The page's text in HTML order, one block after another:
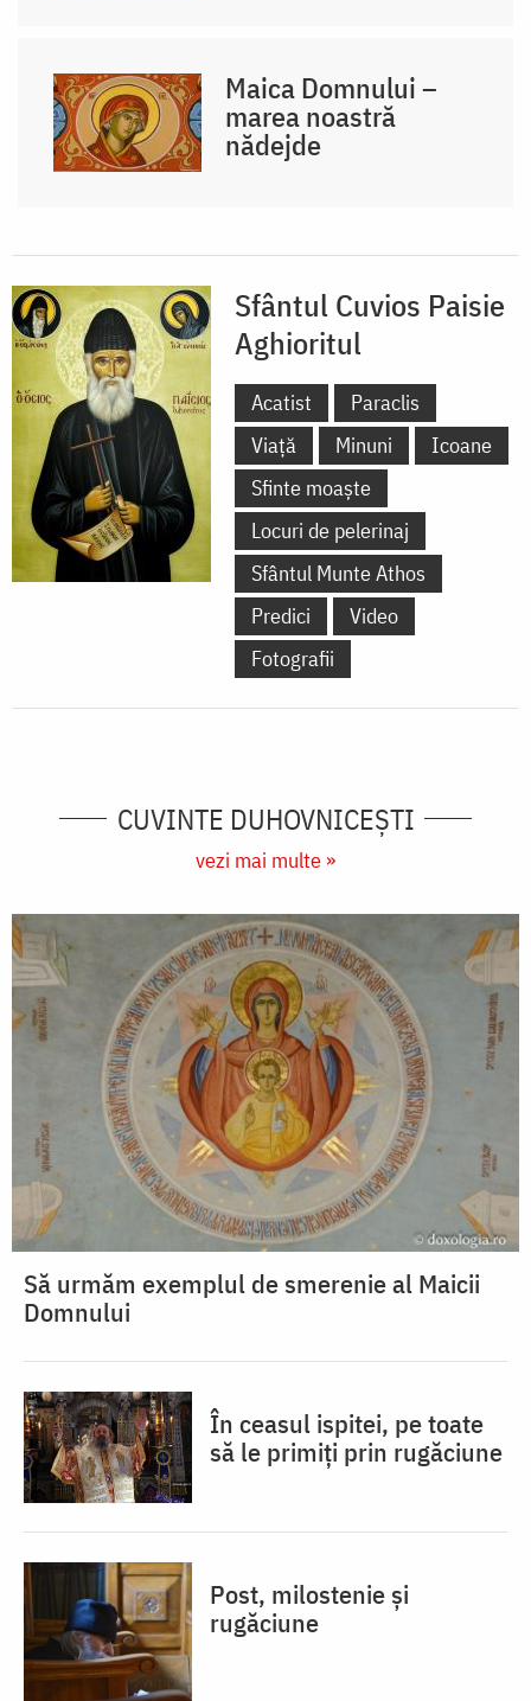
Maica Domnului –
marea noastră
nădejde
Sfântul Cuvios Paisie
Aghioritul
Acatist
Paraclis
Viață
Minuni
Icoane
Sfinte moaște
Locuri de pelerinaj
Sfântul Munte Athos
Predici
Video
Fotografii
CUVINTE DUHOVNICEȘTI
vezi mai multe »
Să urmăm exemplul de smerenie al Maicii
Domnului
În ceasul ispitei, pe toate
să le primiți prin rugăciune
Post, milostenie și
rugăciune